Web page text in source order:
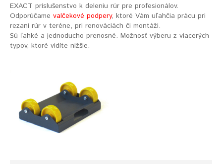
EXACT príslušenstvo k deleniu rúr pre profesionálov.
Odporúčame valčekové podpery, ktoré Vám uľahčia prácu pri
rezaní rúr v teréne, pri renováciách či montáži.
Sú ľahké a jednoducho prenosné. Možnosť výberu z viacerých
typov, ktoré vidíte nižšie.